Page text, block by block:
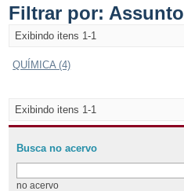
Filtrar por: Assunto
Exibindo itens 1-1
QUÍMICA (4)
Exibindo itens 1-1
Busca no acervo
no acervo